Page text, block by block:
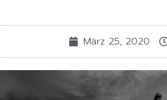
März 25, 2020